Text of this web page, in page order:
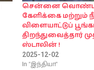
சென்னை
கேளிக்கை மற்றும்
விளையாட்டுப்
திறந்துவைத்தார்
ஸ்டாலின் !
2025-12-02
In "இந்தியா"